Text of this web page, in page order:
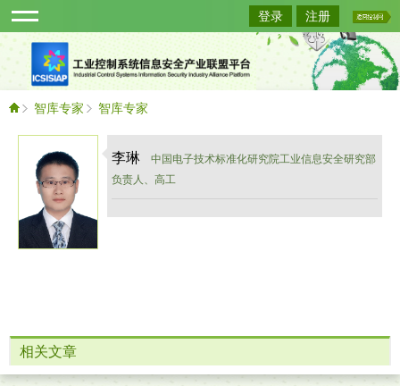
登录 注册
智库专家 智库专家
李琳
中国电子技术标准化研究院工业信息安全研究部
负责人、高工
相关文章